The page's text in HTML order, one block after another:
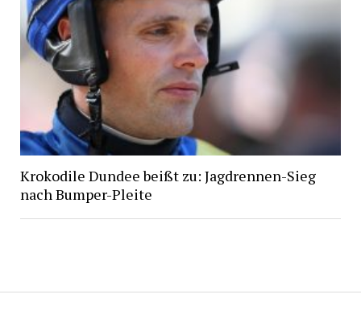
Krokodile Dundee beißt zu: Jagdrennen-Sieg
nach Bumper-Pleite